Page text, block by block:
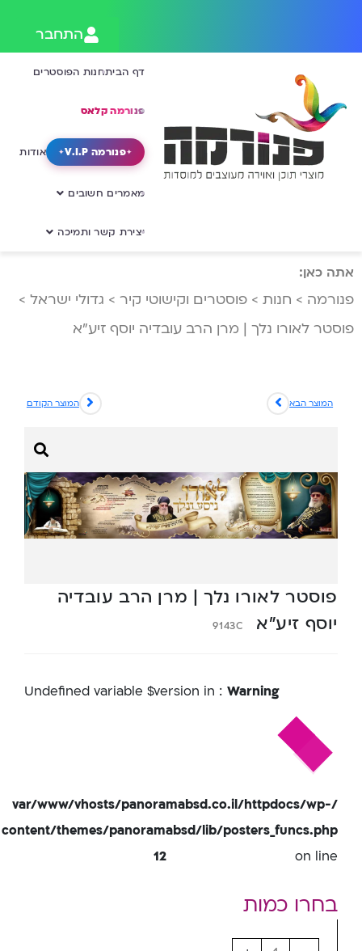
התחבר
דף הביתחנות הפוסטרים
פנורמה קלאס
פנורמה V.I.P אודות
מאמרים חשובים
יצירת קשר ותמיכה
אתה כאן:
פנורמה > חנות > פוסטרים וקישוטי קיר > גדולי ישראל >
פוסטר לאורו נלך | מרן הרב עובדיה יוסף זיע”א
המוצר הקודם המוצר הבא
פוסטר לאורו נלך | מרן הרב עובדיה
יוסף זיע”א
9143C
Warning
: Undefined variable $version in
/var/www/vhosts/panoramabsd.co.il/httpdocs/wp-
content/themes/panoramabsd/lib/posters_funcs.php
on line
12